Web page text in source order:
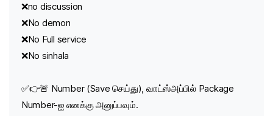
❌no discussion
❌No demon
❌No Full service
❌No sinhala
✅👉🚨 Number (Save செய்து), வாட்ஸ்அப்பில் Package
Number-ஐ எனக்கு அனுப்பவும்.